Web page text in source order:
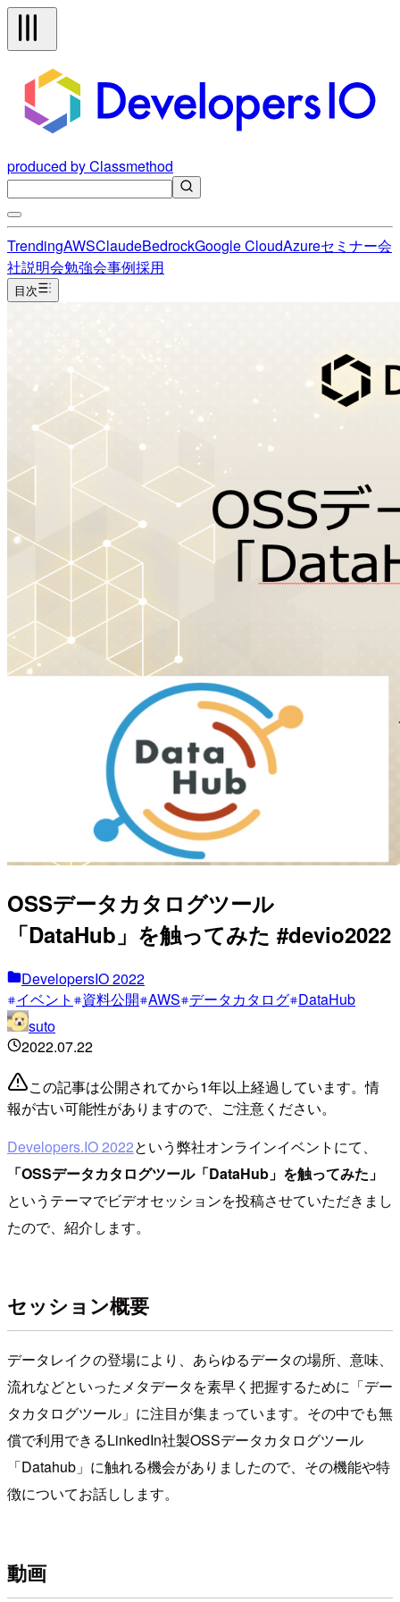
produced by Classmethod
TrendingAWSClaudeBedrockGoogle CloudAzureセミナー会
社説明会勉強会事例採用
目次
OSSデータカタログツール
「DataHub」を触ってみた #devio2022
DevelopersIO 2022
イベント
資料公開 AWS データカタログ DataHub
suto
2022.07.22
この記事は公開されてから1年以上経過しています。情
報が古い可能性がありますので、ご注意ください。
Developers.IO 2022という弊社オンラインイベントにて、
「OSSデータカタログツール「DataHub」を触ってみた」
というテーマでビデオセッションを投稿させていただきまし
たので、紹介します。
セッション概要
データレイクの登場により、あらゆるデータの場所、意味、
流れなどといったメタデータを素早く把握するために「デー
タカタログツール」に注目が集まっています。その中でも無
償で利用できるLinkedIn社製OSSデータカタログツール
「Datahub」に触れる機会がありましたので、その機能や特
徴についてお話しします。
動画